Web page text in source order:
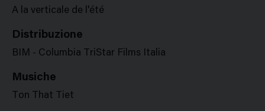
A la verticale de l'été
Distribuzione
BIM - Columbia TriStar Films Italia
Musiche
Ton That Tiet